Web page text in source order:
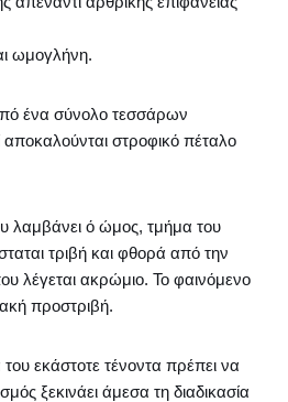
ωμογλήνη.
ένα σύνολο τεσσάρων
στροφικό πέταλο
λαμβάνει ό ώμος, τμήμα του
τριβή και φθορά από την
λέγεται ακρώμιο. Το φαινόμενο
προστριβή.
εκάστοτε τένοντα πρέπει να
ξεκινάει άμεσα τη διαδικασία